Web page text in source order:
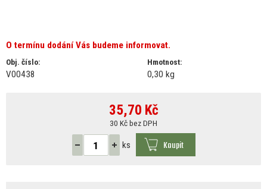
O termínu dodání Vás budeme informovat.
Obj. číslo:
V00438
Hmotnost:
0,30 kg
35,70 Kč
30 Kč bez DPH
ks Koupit